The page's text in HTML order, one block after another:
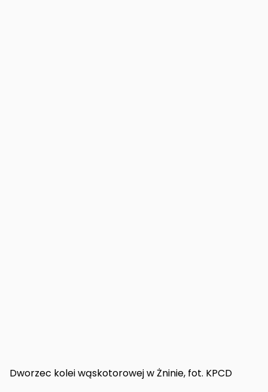
Dworzec kolei wąskotorowej w Żninie, fot. KPCD